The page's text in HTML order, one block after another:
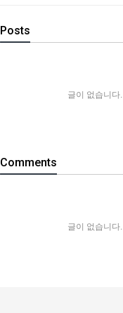
Posts
글이 없습니다.
Comments
글이 없습니다.